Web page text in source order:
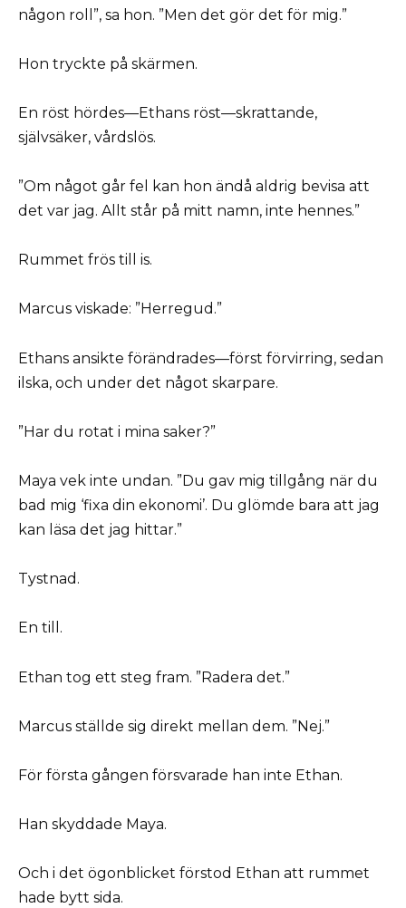
någon roll”, sa hon. ”Men det gör det för mig.”
Hon tryckte på skärmen.
En röst hördes—Ethans röst—skrattande,
självsäker, vårdslös.
”Om något går fel kan hon ändå aldrig bevisa att
det var jag. Allt står på mitt namn, inte hennes.”
Rummet frös till is.
Marcus viskade: ”Herregud.”
Ethans ansikte förändrades—först förvirring, sedan
ilska, och under det något skarpare.
”Har du rotat i mina saker?”
Maya vek inte undan. ”Du gav mig tillgång när du
bad mig ‘fixa din ekonomi’. Du glömde bara att jag
kan läsa det jag hittar.”
Tystnad.
En till.
Ethan tog ett steg fram. ”Radera det.”
Marcus ställde sig direkt mellan dem. ”Nej.”
För första gången försvarade han inte Ethan.
Han skyddade Maya.
Och i det ögonblicket förstod Ethan att rummet
hade bytt sida.